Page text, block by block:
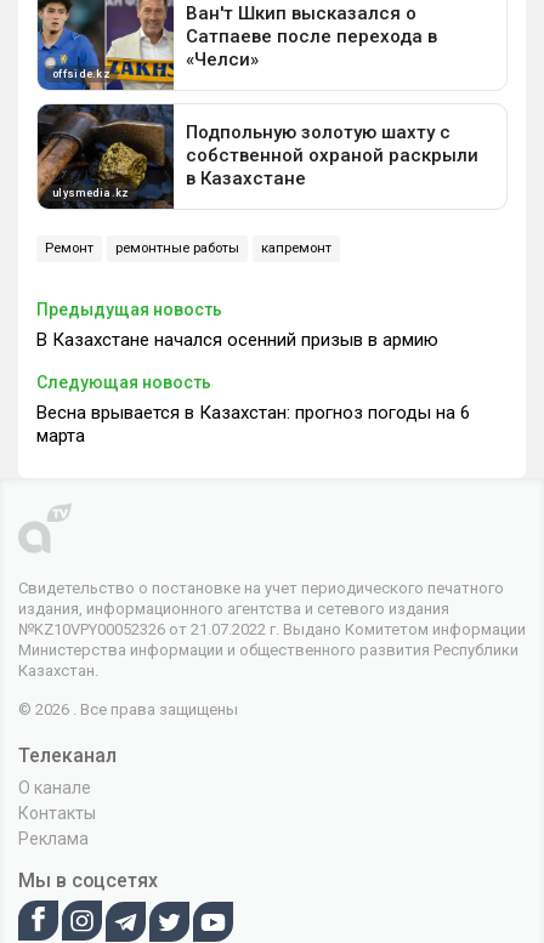
Ремонт ремонтные работы капремонт
Предыдущая новость
В Казахстане начался осенний призыв в армию
Следующая новость
Весна врывается в Казахстан: прогноз погоды на 6
марта
Свидетельство о постановке на учет периодического печатного
издания, информационного агентства и сетевого издания
№KZ10VPY00052326 от 21.07.2022 г. Выдано Комитетом информации
Министерства информации и общественного развития Республики
Казахстан.
© 2026 . Все права защищены
Телеканал
О канале
Контакты
Реклама
Мы в соцсетях